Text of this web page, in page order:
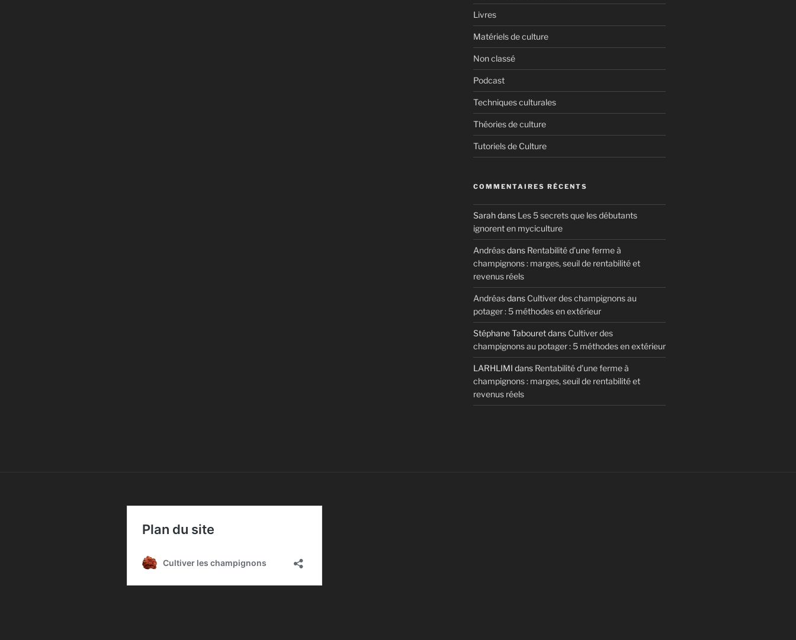
Livres
Matériels de culture
Non classé
Podcast
Techniques culturales
Théories de culture
Tutoriels de Culture
COMMENTAIRES RÉCENTS
Sarahdans Les 5 secrets que les débutants
ignorent en myciculture
Andréasdans Rentabilité d’une ferme à
champignons : marges, seuil de rentabilité et
revenus réels
Andréasdans Cultiver des champignons au
potager : 5 méthodes en extérieur
Stéphane Tabouretdans Cultiver des
champignons au potager : 5 méthodes en extérieur
LARHLIMI dans Rentabilité d’une ferme à
champignons : marges, seuil de rentabilité et
revenus réels